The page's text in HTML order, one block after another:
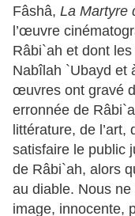
Fâshâ, La Martyre
l’œuvre
Râbi`ah et dont
Nabîlah `Ubayd et
œuvres ont gravé
erronnée de
littérature, de l’art,
satisfaire le public
de Râbi`ah, alors
au diable. Nous
image, innocente,